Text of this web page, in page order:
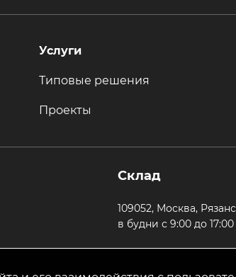
Услуги
Типовые решения
Проекты
Склад
109052, Москва,
в будни с 9:00 до 17:00